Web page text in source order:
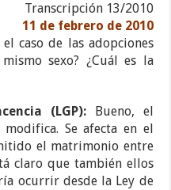
Transcripción 13/2010
11 de febrero de 2010
el caso de las adopciones
sexo? ¿Cuál es la
(LGP): Bueno, el
Se afecta en el
el matrimonio entre
claro que también ellos
ocurrir desde la Ley de